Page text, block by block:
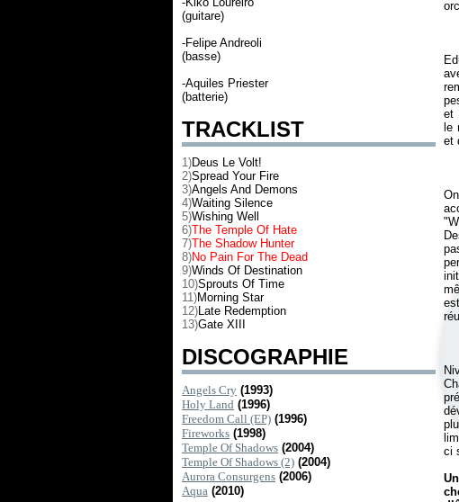
(guitare)
-Felipe Andreoli
(basse)
-Aquiles Priester
(batterie)
TRACKLIST
1)Deus Le Volt!
2)Spread Your Fire
3)Angels And Demons
4)Waiting Silence
5)Wishing Well
6)The Temple Of Hate
7)The Shadow Hunter
8)No Pain For The Dead
9)Winds Of Destination
10)Sprouts Of Time
11)Morning Star
12)Late Redemption
13)Gate XIII
DISCOGRAPHIE
Angels Cry (1993)
Holy Land (1996)
Freedom Call (EP) (1996)
Fireworks (1998)
Temple Of Shadows (2004)
Temple Of Shadows (2) (2004)
Aurora Consurgens (2006)
Aqua (2010)
et
le
et
ci